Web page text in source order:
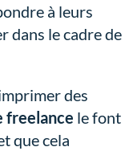
à leurs
dans le cadre de
des
freelance le font
que cela